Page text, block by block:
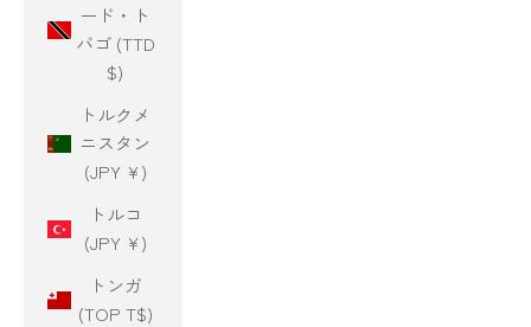
ード・ト
バゴ (TTD
$)
トルクメ
ニスタン
(JPY ¥)
トルコ
(JPY ¥)
トンガ
(TOP T$)